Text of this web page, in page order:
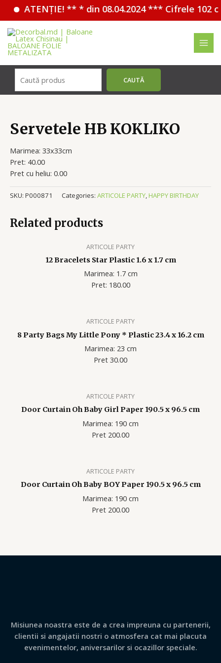
ATENȚIE! ** * din 08.04.2024 *** Cifrele 102
Перейти
содержимому
CAUTĂ
Servetele HB KOKLIKO
Marimea: 33x33cm
Pret: 40.00
Pret cu heliu: 0.00
SKU: P000871 Categories: ARTICOLE PARTY,HAPPY BIRTHDAY
Related products
ARTICOLE PARTY
12 Bracelets Star Plastic 1.6 x 1.7 cm
Marimea: 1.7 cm
Pret: 180.00
ARTICOLE PARTY
8 Party Bags My Little Pony * Plastic 23.4 x 16.2 cm
Marimea: 23 cm
Pret 30.00
ARTICOLE PARTY
Door Curtain Oh Baby Girl Paper 190.5 x 96.5 cm
Marimea: 190 cm
Pret 200.00
ARTICOLE PARTY
Door Curtain Oh Baby BOY Paper 190.5 x 96.5 cm
Marimea: 190 cm
Pret 200.00
Misiunea noastra este de a crea impreuna cu partenerii,
clientii si angajatii nostri o atmosfera cat mai placuta
evenimentelor, aniversarilor si ocazillor speciale.